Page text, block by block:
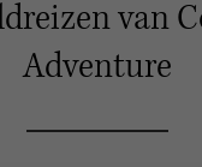
van
Adventure